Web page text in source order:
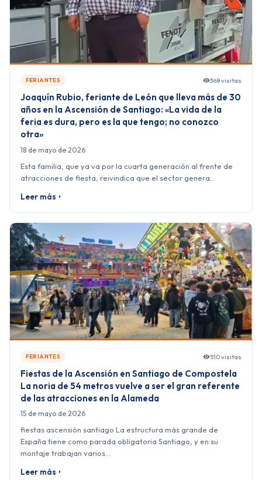
FERIANTES 368 visitas
Joaquín Rubio, feriante de León que lleva más de 30
años en la Ascensión de Santiago: «La vida de la
feria es dura, pero es la que tengo; no conozco
otra»
18 de mayo de 2026
Esta familia, que ya va por la cuarta generación al frente de
atracciones de fiesta, reivindica que el sector genera…
Leer más
FERIANTES 510 visitas
Fiestas de la Ascensión en Santiago de Compostela
La noria de 54 metros vuelve a ser el gran referente
de las atracciones en la Alameda
15 de mayo de 2026
fiestas ascensión santiago La estructura más grande de
España tiene como parada obligatoria Santiago, y en su
montaje trabajan varios…
Leer más